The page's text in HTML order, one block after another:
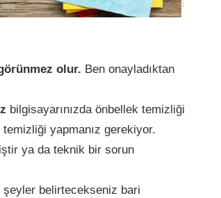
olur. Ben onayladıktan
bilgisayarınızda önbellek temizliği
temizliği yapmanız gerekiyor.
ya da teknik bir sorun
şeyler belirtecekseniz bari